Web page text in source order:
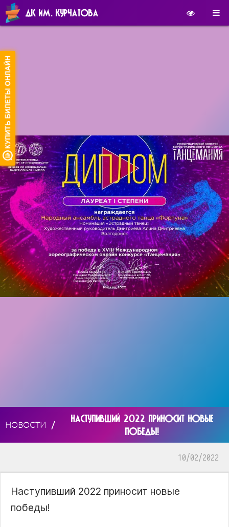
ДК ИМ. КУРЧАТОВА
НОВОСТИ /
НАСТУПИВШИЙ 2022 ПРИНОСИТ НОВЫЕ
ПОБЕДЫ!
10/02/2022
Наступивший 2022 приносит новые
победы!